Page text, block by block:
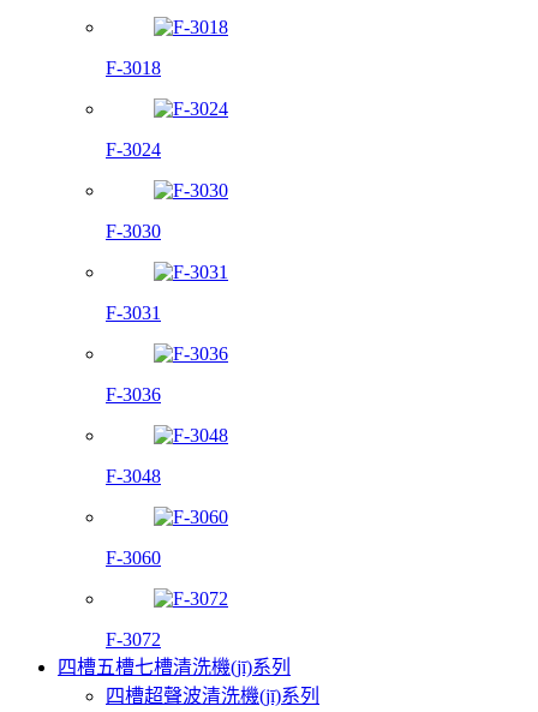
F-3018
F-3024
F-3030
F-3031
F-3036
F-3048
F-3060
F-3072
四槽五槽七槽清洗機(jī)系列
四槽超聲波清洗機(jī)系列